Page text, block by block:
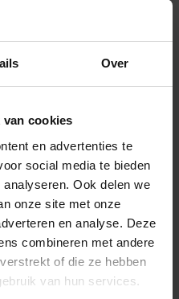
Over
van cookies
en advertenties te
social media te bieden
Ook delen we
onze site met onze
en analyse. Deze
combineren met andere
of die ze hebben
van hun services.
- USB
€149,95
PRODUCT?
bij het bestelproces?
met één van onze
producten.be